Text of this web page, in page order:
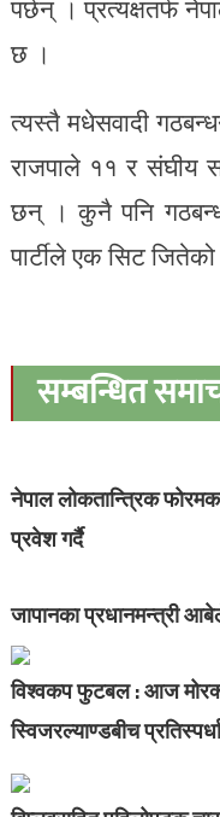
पर्छन् । प्रत्यक्षतर्फ
छ ।
त्यस्तै मधेसवादी
राजपाले ११ र संघीय
छन् । कुनै पनि
पार्टीले एक सिट
सम्बन्धित
नेपाल लोकतान्त्रिक
प्रवेश गर्दै
जापानका प्रधानमन्त्री
विश्वकप फुटबल : आज
स्विजरल्याण्डबीच